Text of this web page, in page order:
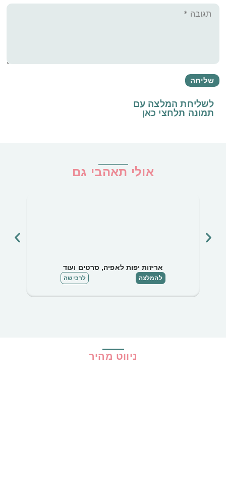
לשליחת המלצה עם
תמונה תלחצי כאן
אולי תאהבי גם
אריזות יפות לאפיה, סרטים ועוד
להמלצה לרכישה
ניווט מהיר